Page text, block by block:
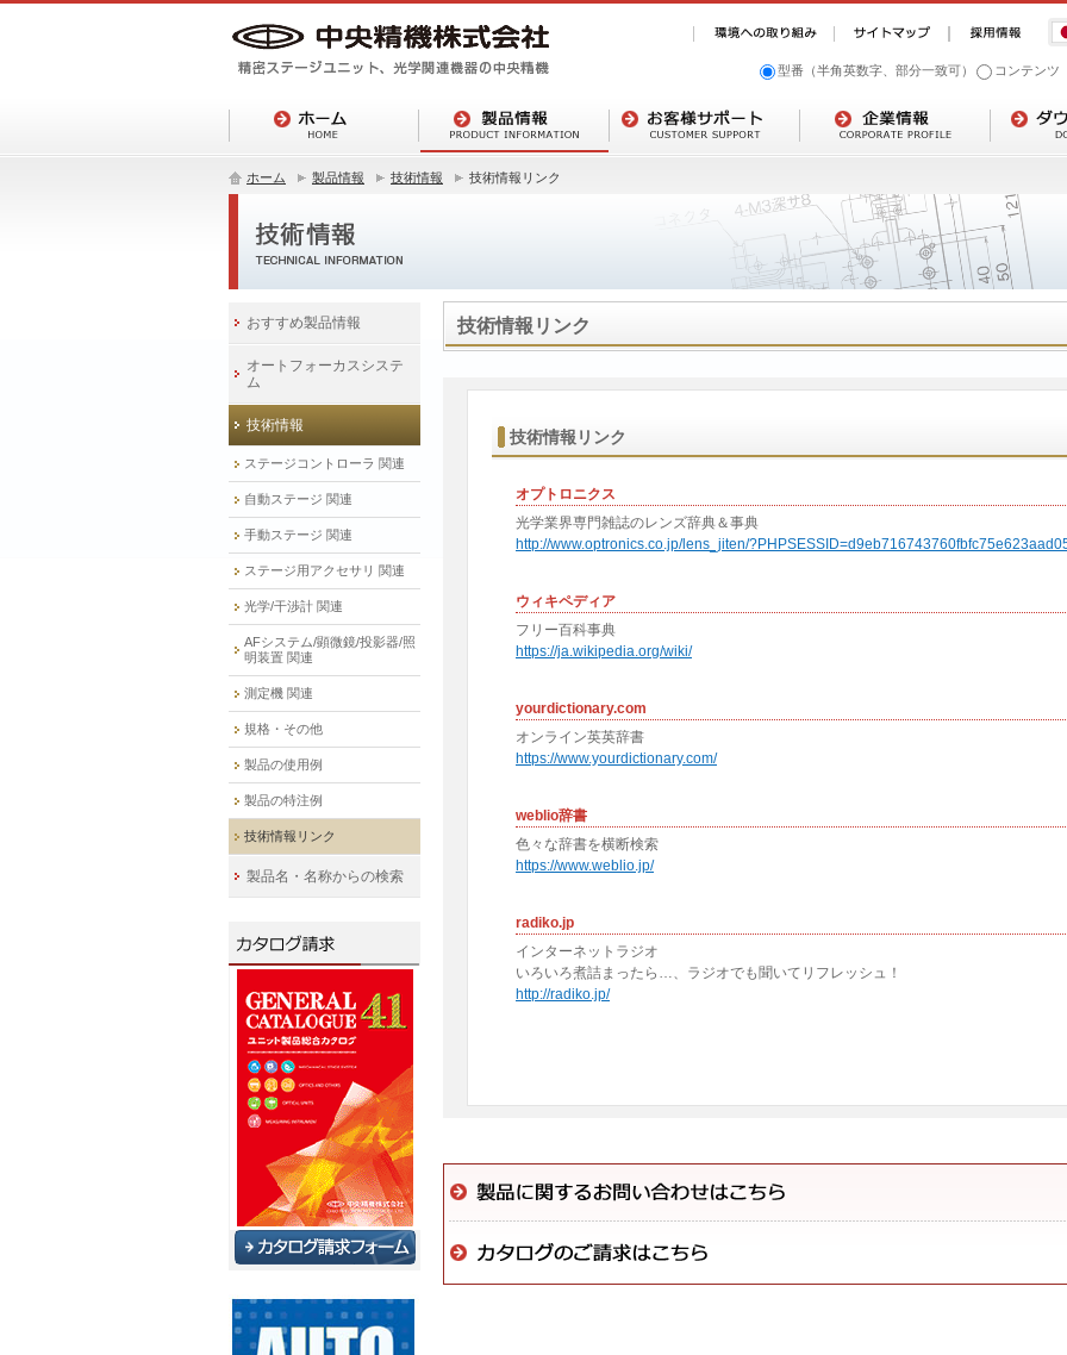
型番（半角英数字、部分一致可） コンテンツ
ホーム 製品情報 技術情報 技術情報リンク
技術情報リンク
技術情報リンク
オプトロニクス
光学業界専門雑誌のレンズ辞典＆事典
http://www.optronics.co.jp/lens_jiten/
ウィキペディア
フリー百科事典
https://ja.wikipedia.org/wiki/
yourdictionary.com
オンライン英英辞書
https://www.yourdictionary.com/
weblio辞書
色々な辞書を横断検索
https://www.weblio.jp/
radiko.jp
インターネットラジオ
いろいろ煮詰まったら…、ラジオでも聞いてリフレッシュ！
http://radiko.jp/
おすすめ製品情報
オートフォーカスシステ
ム
技術情報
ステージコントローラ 関連
自動ステージ 関連
手動ステージ 関連
ステージ用アクセサリ 関連
光学/干渉計 関連
AFシステム/顕微鏡/投影器/照
明装置 関連
測定機 関連
規格・その他
製品の使用例
製品の特注例
技術情報リンク
製品名・名称からの検索